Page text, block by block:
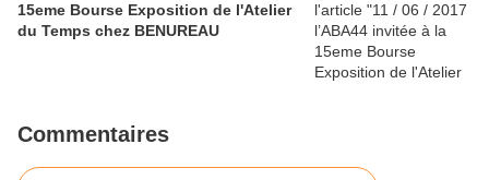
15eme Bourse Exposition de l'Atelier
du Temps chez BENUREAU
Commentaires